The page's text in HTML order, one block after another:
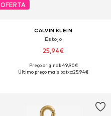
OFERTA
CALVIN KLEIN
Estojo
25,94€
Tamanhos disponíveis: One Size
Preço original: 49,90€
Último preço mais baixo:25,94€